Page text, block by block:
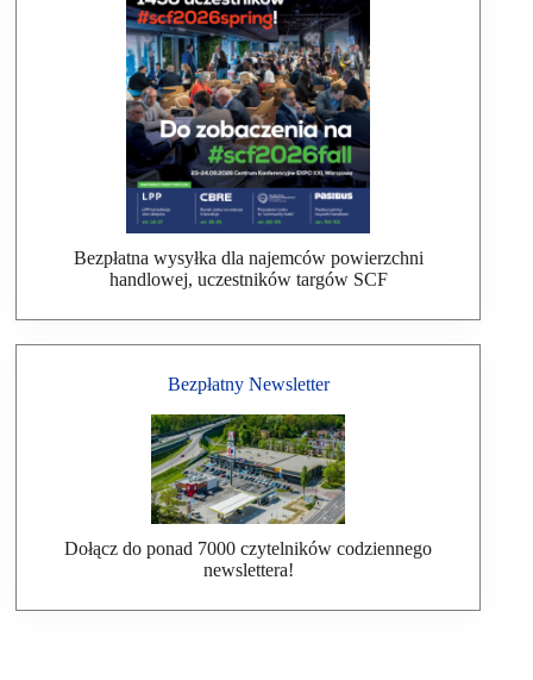
Bezpłatna wysyłka dla najemców powierzchni
handlowej, uczestników targów SCF
Bezpłatny Newsletter
Dołącz do ponad 7000 czytelników codziennego
newslettera!